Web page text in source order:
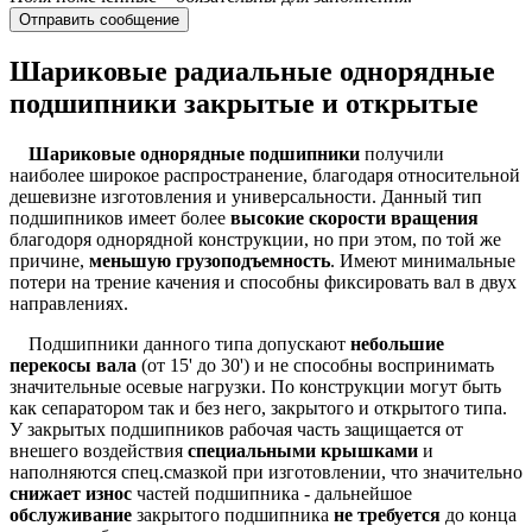
Отправить сообщение
Шариковые радиальные однорядные
подшипники закрытые и открытые
Шариковые однорядные подшипники получили
наиболее широкое распространение, благодаря относительной
дешевизне изготовления и универсальности. Данный тип
подшипников имеет более высокие скорости вращения
благодоря однорядной конструкции, но при этом, по той же
причине, меньшую грузоподъемность. Имеют минимальные
потери на трение качения и способны фиксировать вал в двух
направлениях.
Подшипники данного типа допускают небольшие
перекосы вала (от 15' до 30') и не способны воспринимать
значительные осевые нагрузки. По конструкции могут быть
как сепаратором так и без него, закрытого и открытого типа.
У закрытых подшипников рабочая часть защищается от
внешего воздействия специальными крышками и
наполняются спец.смазкой при изготовлении, что значительно
снижает износ частей подшипника - дальнейшое
обслуживание закрытого подшипника не требуется до конца